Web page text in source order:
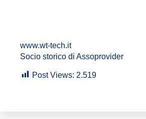
www.wt-tech.it
Socio storico di Assoprovider
Post Views: 2.519